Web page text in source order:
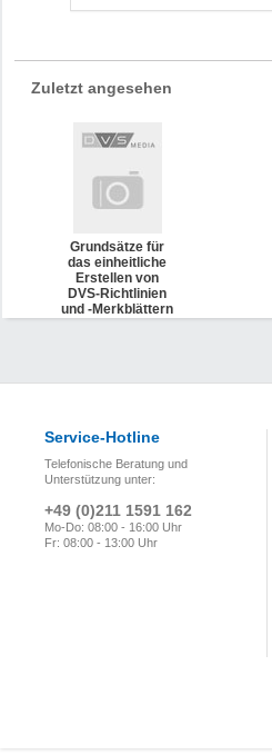
Zuletzt angesehen
Grundsätze für
das einheitliche
Erstellen von
DVS-Richtlinien
und -Merkblättern
Service-Hotline
Telefonische Beratung und
Unterstützung unter:
+49 (0)211 1591 162
Mo-Do: 08:00 - 16:00 Uhr
Fr: 08:00 - 13:00 Uhr